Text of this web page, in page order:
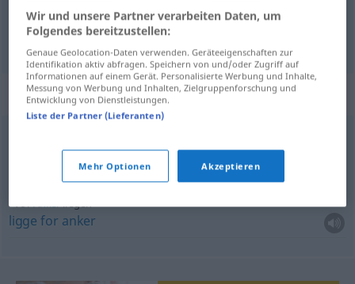
skyldes (an DAT) liegen FIG
Beispielsätze für "liegen"
vorAnkerliegen
ligge for anker
Wir und unsere Partner verarbeiten Daten, um
Folgendes bereitzustellen:
Genaue Geolocation-Daten verwenden. Geräteeigenschaften zur
Identifikation aktiv abfragen. Speichern von und/oder Zugriff auf
Informationen auf einem Gerät. Personalisierte Werbung und Inhalte,
Messung von Werbung und Inhalten, Zielgruppenforschung und
Entwicklung von Dienstleistungen.
Liste der Partner (Lieferanten)
Mehr Optionen Akzeptieren